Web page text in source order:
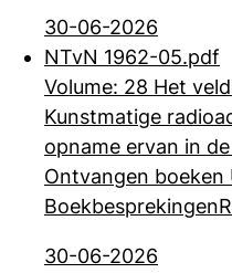
30-06-2026
NTvN 1962-05.pdf
Volume: 28 Het
Kunstmatige
opname ervan in
Ontvangen boeken
Boekbesprekingen
30-06-2026